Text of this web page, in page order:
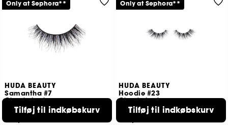
HUDA BEAUTY
Samantha #7
Classic Lashes
44
189,00 KR
Tilføj til indkøbskurv
Only at Sephora**
HUDA BEAUTY
Hoodie #23
Classic Lashes
116
189,00 KR
Tilføj til indkøbskurv
Only at Sephora**